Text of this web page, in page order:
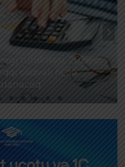
tutulması: 2026-cı
cədvəli necə